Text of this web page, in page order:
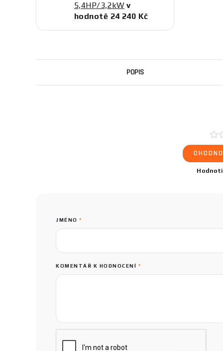
5,4HP/3,2kW v
hodnotě 24 240 Kč
POPIS
JMÉNO *
KOMENTÁŘ K HODNOCENÍ *